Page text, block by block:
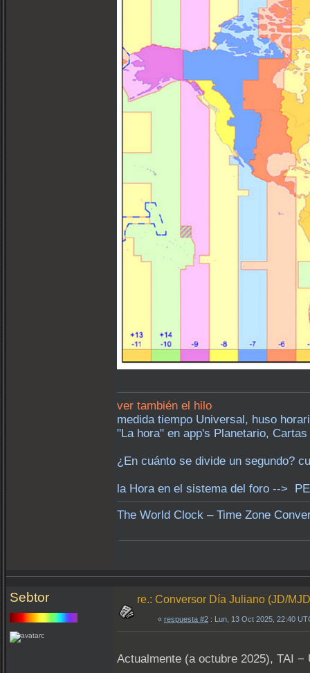
ver también el hilo
medida tiempo Universal, huso
"La hora" en app's Planetario,
¿En cuánto se divide un segundo?
la Hora en el sistema del foro -->
The World Clock – Time Zone
Sebtor re.: Conversor Día Juliano (JD/
« respuesta #2 : Lun, 13 Oct 2025, 22:40
Actualmente (a octubre 2025), TAI